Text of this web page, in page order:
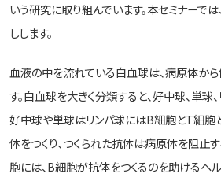
いう研究に取り組んでいます。本セミナーで
しします。
血液の中を流れている白血球は、病原体か
す。白血球を大きく分類すると、好中球、単球
好中球や単球はリンパ球にはB細胞とT細胞
体をつくり、つくられた抗体は病原体を阻止
胞には、B細胞が抗体をつくるのを助けるヘ